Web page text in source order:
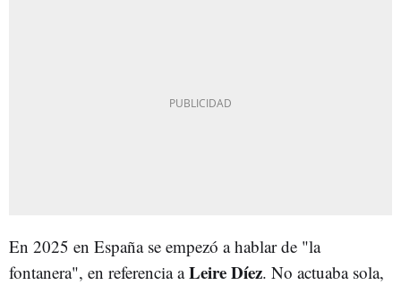
En 2025 en España se empezó a hablar de "la
fontanera", en referencia aLeire Díez. No actuaba sola,